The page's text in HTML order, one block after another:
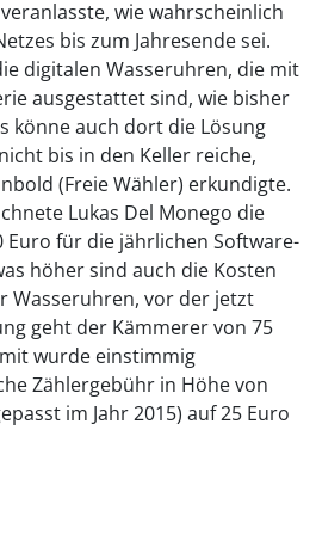
wie wahrscheinlich
bis zum Jahresende sei.
digitalen Wasseruhren, die mit
ausgestattet sind, wie bisher
könne auch dort die Lösung
bis in den Keller reiche,
(Freie Wähler) erkundigte.
Lukas Del Monego die
für die jährlichen Software-
höher sind auch die Kosten
Wasseruhren, vor der jetzt
geht der Kämmerer von 75
wurde einstimmig
Zählergebühr in Höhe von
im Jahr 2015) auf 25 Euro